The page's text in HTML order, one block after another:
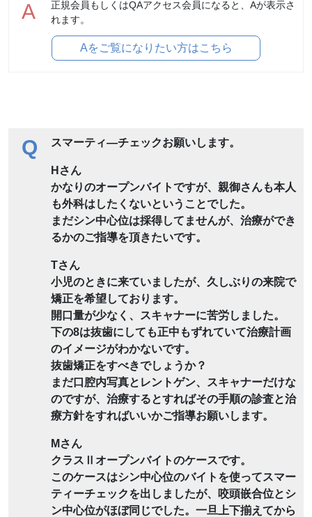
A
正規会員もしくはQAアクセス会員になると、Aが表示さ
れます。
Aをご覧になりたい方はこちら
Q スマーティ―チェックお願いします。
Hさん
かなりのオープンバイトですが、親御さんも本人
も外科はしたくないということでした。
まだシン中心位は採得してませんが、治療ができ
るかのご指導を頂きたいです。
Tさん
小児のときに来ていましたが、久しぶりの来院で
矯正を希望しております。
開口量が少なく、スキャナーに苦労しました。
下の8は抜歯にしても正中もずれていて治療計画
のイメージがわかないです。
抜歯矯正をすべきでしょうか？
まだ口腔内写真とレントゲン、スキャナーだけな
のですが、治療するとすればその手順の診査と治
療方針をすればいいかご指導お願いします。
Mさん
クラスⅡオープンバイトのケースです。
このケースはシン中心位のバイトを使ってスマー
ティーチェックを出しましたが、咬頭嵌合位とシ
ン中心位がほぼ同じでした。一旦上下揃えてから